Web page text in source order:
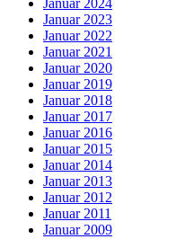
Januar 2024
Januar 2023
Januar 2022
Januar 2021
Januar 2020
Januar 2019
Januar 2018
Januar 2017
Januar 2016
Januar 2015
Januar 2014
Januar 2013
Januar 2012
Januar 2011
Januar 2009